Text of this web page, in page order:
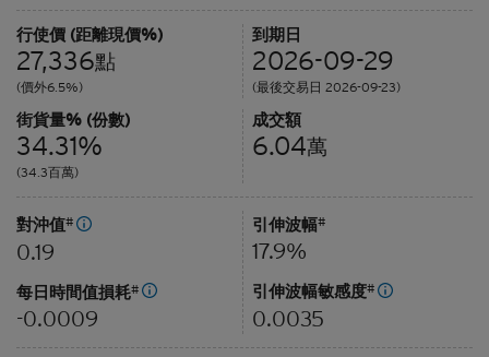
行使價 (距離現價%)
27,336點
(價外6.5%)
到期日
2026-09-29
(最後交易日 2026-09-23)
街貨量% (份數)
34.31%
(34.3百萬)
成交額
6.04萬
對沖值#
0.19
每日時間值損耗#
-0.0009
引伸波幅#
17.9%
引伸波幅敏感度#
0.0035